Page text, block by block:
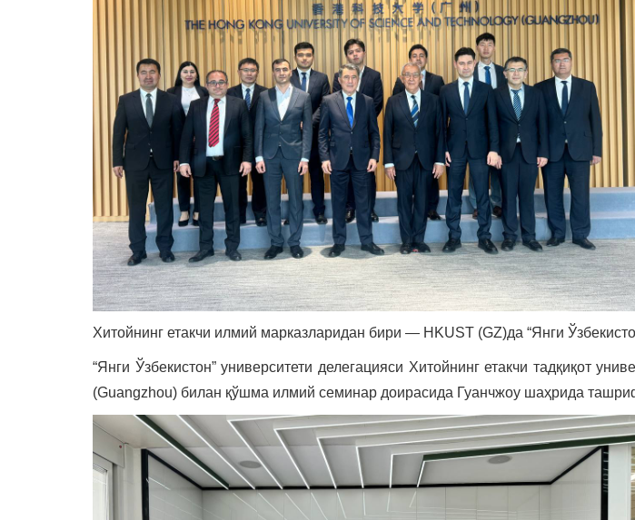
Хитойнинг етакчи илмий марказларидан бири — HKUST (GZ)да “Янги
“Янги Ўзбекистон” университети делегацияси Хитойнинг етакчи тадқиқот
(Guangzhou) билан қўшма илмий семинар доирасида Гуанчжоу шаҳрида